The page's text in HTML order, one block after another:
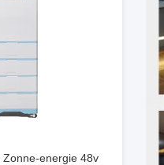
energie 48v